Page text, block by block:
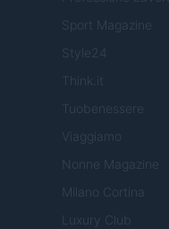
Sport Magazine
Style24
Think.it
Tuobenessere
Viaggiamo
Nonne Magazine
Milano Cortina
Luxury Club